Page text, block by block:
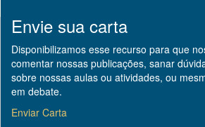
Envie sua carta
Disponibilizamos esse recurso para que
comentar nossas publicações, sanar
sobre nossas aulas ou atividades, ou
em debate.
Enviar Carta